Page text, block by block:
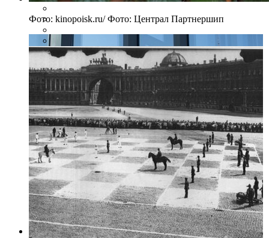
Фото: kinopoisk.ru/ Фото: Централ Партнершип